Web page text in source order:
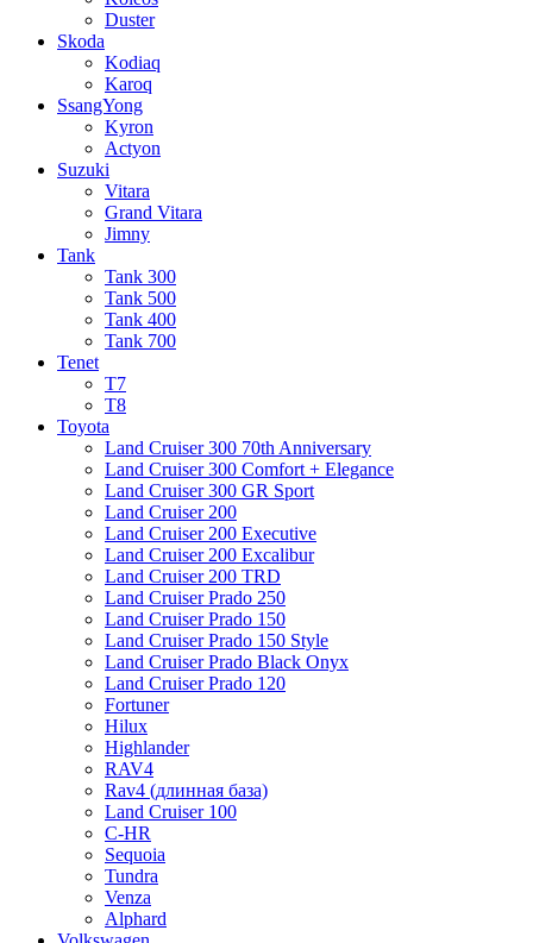
Duster
Skoda
Kodiaq
Karoq
SsangYong
Kyron
Actyon
Suzuki
Vitara
Grand Vitara
Jimny
Tank
Tank 300
Tank 500
Tank 400
Tank 700
Tenet
T7
T8
Toyota
Land Cruiser 300 70th Anniversary
Land Cruiser 300 Comfort + Elegance
Land Cruiser 300 GR Sport
Land Cruiser 200
Land Cruiser 200 Executive
Land Cruiser 200 Excalibur
Land Cruiser 200 TRD
Land Cruiser Prado 250
Land Cruiser Prado 150
Land Cruiser Prado 150 Style
Land Cruiser Prado Black Onyx
Land Cruiser Prado 120
Fortuner
Hilux
Highlander
RAV4
Rav4 (длинная база)
Land Cruiser 100
C-HR
Sequoia
Tundra
Venza
Alphard